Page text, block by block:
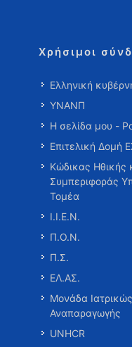
Χρήσιμοι
Ελληνική
ΥΝΑΝΠ
Η σελίδα μου -
Επιτελική
Κώδικας Ηθικής
Συμπεριφοράς
Τομέα
Ι.Ι.Ε.Ν.
Π.Ο.Ν.
Π.Σ.
ΕΛ.ΑΣ.
Μονάδα
Αναπαραγωγής
UNHCR